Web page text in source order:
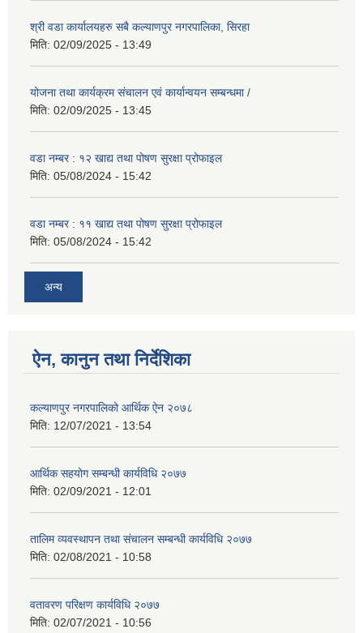
श्री वडा कार्यालयहरु सबै कल्याणपुर नगरपालिका, सिरहा
मिति: 02/09/2025 - 13:49
योजना तथा कार्यक्रम संचालन एवं कार्यान्वयन सम्बन्धमा /
मिति: 02/09/2025 - 13:45
वडा नम्बर : १२ खाद्य तथा पोषण सुरक्षा प्रोफाइल
मिति: 05/08/2024 - 15:42
वडा नम्बर : ११ खाद्य तथा पोषण सुरक्षा प्रोफाइल
मिति: 05/08/2024 - 15:42
अन्य
ऐन, कानुन तथा निर्देशिका
कल्याणपुर नगरपालिको आर्थिक ऐन २०७८
मिति: 12/07/2021 - 13:54
आर्थिक सहयोग सम्बन्धी कार्यविधि २०७७
मिति: 02/09/2021 - 12:01
तालिम व्यवस्थापन तथा संचालन सम्बन्धी कार्यविधि २०७७
मिति: 02/08/2021 - 10:58
वतावरण परिक्षण कार्यविधि २०७७
मिति: 02/07/2021 - 10:56